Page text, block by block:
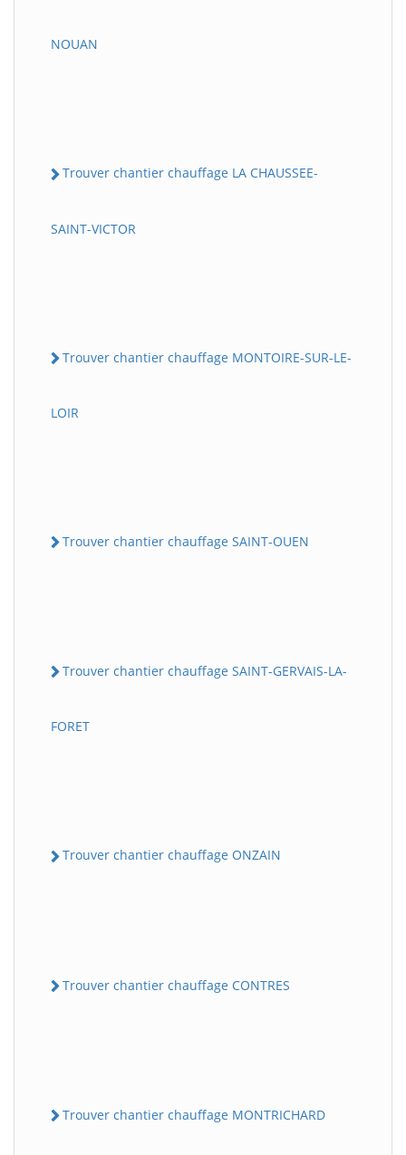
NOUAN
Trouver chantier chauffage LA CHAUSSEE-
SAINT-VICTOR
Trouver chantier chauffage MONTOIRE-SUR-LE-
LOIR
Trouver chantier chauffage SAINT-OUEN
Trouver chantier chauffage SAINT-GERVAIS-LA-
FORET
Trouver chantier chauffage ONZAIN
Trouver chantier chauffage CONTRES
Trouver chantier chauffage MONTRICHARD